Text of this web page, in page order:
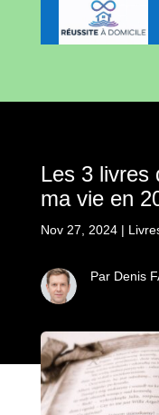
Les 3 livres
ma vie en
Nov 27, 2024|
Par Denis